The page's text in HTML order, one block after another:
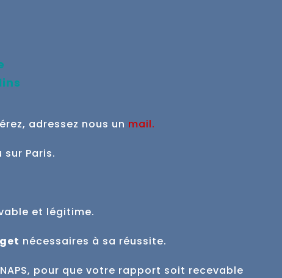
adressez nous un mail.
Paris.
et légitime.
nécessaires à sa réussite.
pour que votre rapport soit recevable